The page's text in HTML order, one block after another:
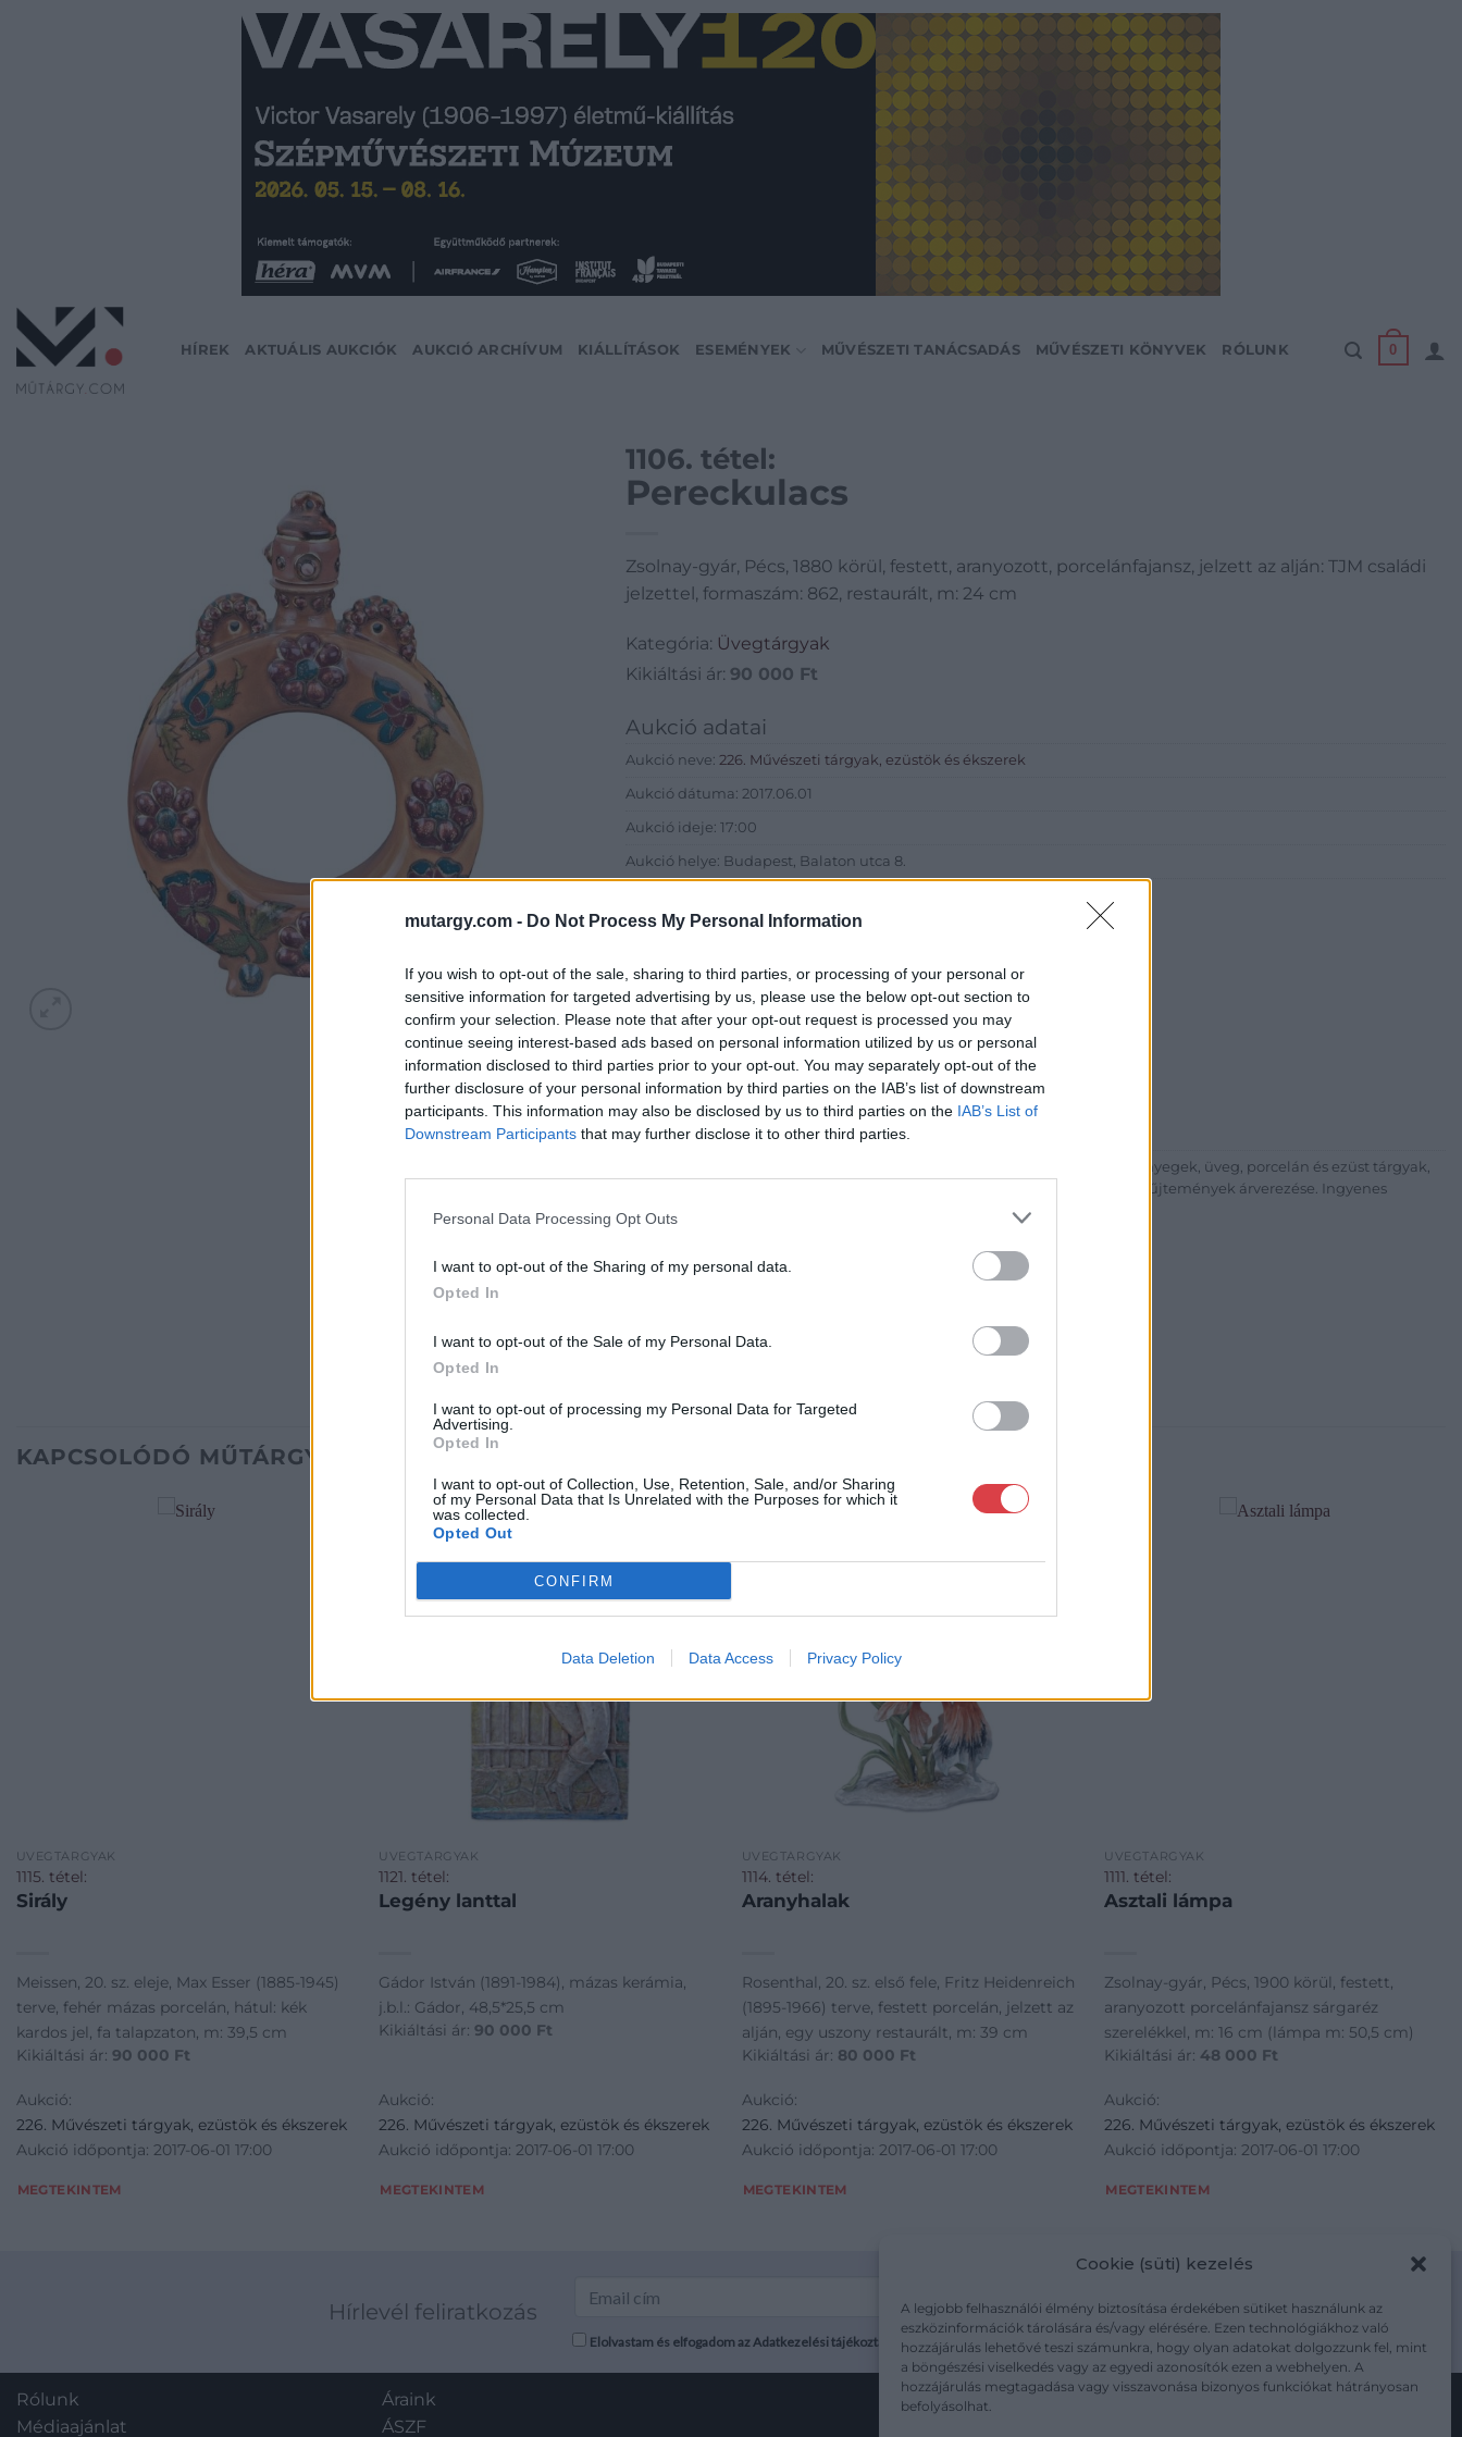
mutargy.com - Do Not Process My Personal Information
If you wish to opt-out of the sale, sharing to third parties, or processing of your personal or
sensitive information for targeted advertising by us, please use the below opt-out section to
confirm your selection. Please note that after your opt-out request is processed you may
continue seeing interest-based ads based on personal information utilized by us or personal
information disclosed to third parties prior to your opt-out. You may separately opt-out of the
further disclosure of your personal information by third parties on the IAB’s list of downstream
participants. This information may also be disclosed by us to third parties on the IAB’s List of
Downstream Participants that may further disclose it to other third parties.
Personal Data Processing Opt Outs
I want to opt-out of the Sharing of my personal data.
Opted In
I want to opt-out of the Sale of my Personal Data.
Opted In
I want to opt-out of processing my Personal Data for Targeted
Advertising.
Opted In
I want to opt-out of Collection, Use, Retention, Sale, and/or Sharing
of my Personal Data that Is Unrelated with the Purposes for which it
was collected.
Opted Out
CONFIRM
Data Deletion Data Access Privacy Policy
Cookie (süti) kezelés
A legjobb felhasználói élmény biztosítása érdekében sütiket használunk az
eszközinformációk tárolására és/vagy elérésére. Ezen technológiákhoz való
hozzájárulás lehetővé teszi számunkra, hogy olyan adatokat dolgozzunk fel, mint
a böngészési viselkedés vagy az egyedi azonosítók ezen a webhelyen. A
hozzájárulás megtagadása vagy visszavonása bizonyos funkciókat hátrányosan
befolyásolhat.
HÍREK AKTUÁLIS AUKCIÓK AUKCIÓ ARCHÍVUM KIÁLLÍTÁSOK ESEMÉNYEK MŰVÉSZETI TANÁCSADÁS MŰVÉSZETI KÖNYVEK RÓLUNK 0
1106. tétel:
Pereckulacs
Zsolnay-gyár, Pécs, 1880 körül, festett, aranyozott, porcelánfajansz, jelzett az alján: TJM családi
jelzettel, formaszám: 862, restaurált, m: 24 cm
Kategória: Üvegtárgyak
Kikiáltási ár: 90 000 Ft
Aukció adatai
Aukció neve: 226. Művészeti tárgyak, ezüstök és ékszerek
Aukció dátuma: 2017.06.01
Aukció ideje: 17:00
Aukció helye: Budapest, Balaton utca 8.
Eladó: Nagyházi Galéria és Aukciósház
Cím: Müller Márta
Nagyházi Galéria és Aukciósház Kft.
1055 Budapest, Balaton utca 8.
Telefon: +361 475 6000 +361 4756005
Weboldal:
Bemutatkozás: Magas színvonalú festmények és műtárgyak, bútorok, szőnyegek, üveg, porcelán és ezüst tárgyak,
ékszerek, néprajzi tárgyak értékesítése és aukcionálása. Hagyatékok és gyűjtemények árverezése. Ingyenes
értékbecslés. Árveréseinkre a tárgyfelvétel folyamatos.
GALÉRIA TOVÁBBI MŰTÁRGYAI
KAPCSOLÓDÓ MŰTÁRGYAK
ÜVEGTÁRGYAK
1115. tétel:
Sirály
Meissen, 20. sz. eleje, Max Esser (1885-1945)
terve, fehér mázas porcelán, hátul: kék
kardos jel, fa talapzaton, m: 39,5 cm
Kikiáltási ár: 90 000 Ft
Aukció:
226. Művészeti tárgyak, ezüstök és ékszerek
Aukció időpontja: 2017-06-01 17:00
MEGTEKINTEM
ÜVEGTÁRGYAK
1121. tétel:
Legény lanttal
Gádor István (1891-1984), mázas kerámia,
j.b.l.: Gádor, 48,5*25,5 cm
Kikiáltási ár: 90 000 Ft
Aukció:
226. Művészeti tárgyak, ezüstök és ékszerek
Aukció időpontja: 2017-06-01 17:00
MEGTEKINTEM
ÜVEGTÁRGYAK
1114. tétel:
Aranyhalak
Rosenthal, 20. sz. első fele, Fritz Heidenreich
(1895-1966) terve, festett porcelán, jelzett az
alján, egy uszony restaurált, m: 39 cm
Kikiáltási ár: 80 000 Ft
Aukció:
226. Művészeti tárgyak, ezüstök és ékszerek
Aukció időpontja: 2017-06-01 17:00
MEGTEKINTEM
ÜVEGTÁRGYAK
1111. tétel:
Asztali lámpa
Zsolnay-gyár, Pécs, 1900 körül, festett,
aranyozott porcelánfajansz sárgaréz
szerelékkel, m: 16 cm (lámpa m: 50,5 cm)
Kikiáltási ár: 48 000 Ft
Aukció:
226. Művészeti tárgyak, ezüstök és ékszerek
Aukció időpontja: 2017-06-01 17:00
MEGTEKINTEM
Hírlevél feliratkozás
Elolvastam és elfogadom az Adatkezelési tájékoztatót: mutargy.com/adatkezelesi-tajekoztato/
Rólunk
Médiaajánlat
Áraink
ÁSZF